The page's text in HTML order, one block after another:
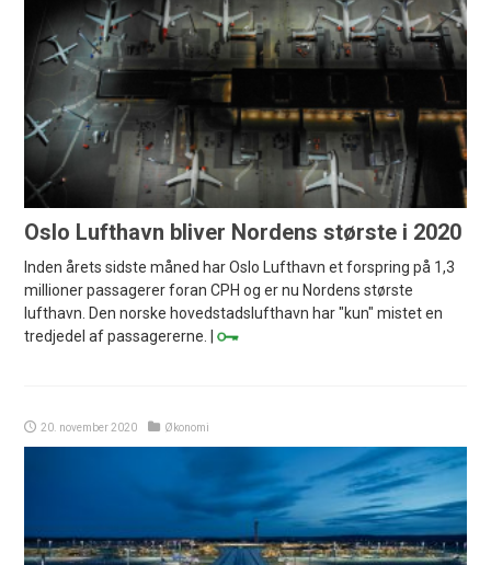
Oslo Lufthavn bliver Nordens største i 2020
Inden årets sidste måned har Oslo Lufthavn et forspring på 1,3
millioner passagerer foran CPH og er nu Nordens største
lufthavn. Den norske hovedstadslufthavn har "kun" mistet en
tredjedel af passagererne. |
20. november 2020 Økonomi